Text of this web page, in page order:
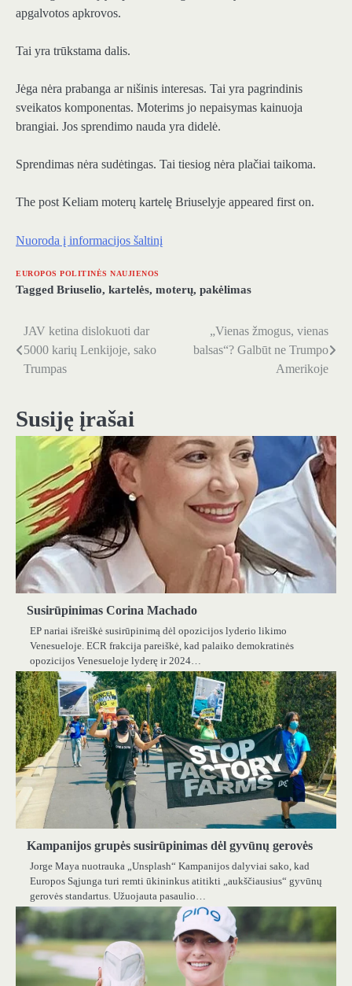
apgalvotos apkrovos.
Tai yra trūkstama dalis.
Jėga nėra prabanga ar nišinis interesas. Tai yra pagrindinis
sveikatos komponentas. Moterims jo nepaisymas kainuoja
brangiai. Jos sprendimo nauda yra didelė.
Sprendimas nėra sudėtingas. Tai tiesiog nėra plačiai taikoma.
The post Keliam moterų kartelę Briuselyje appeared first on.
Nuoroda į informacijos šaltinį
EUROPOS POLITINĖS NAUJIENOS
Tagged Briuselio, kartelės, moterų, pakėlimas
Navigacija
tarp
JAV ketina dislokuoti dar
5000 karių Lenkijoje, sako
Trumpas
„Vienas žmogus, vienas
balsas“? Galbūt ne Trumpo
Amerikoje
Susiję įrašai
Susirūpinimas Corina Machado
EP nariai išreiškė susirūpinimą dėl opozicijos lyderio likimo
Venesueloje. ECR frakcija pareiškė, kad palaiko demokratinės
opozicijos Venesueloje lyderę ir 2024…
Kampanijos grupės susirūpinimas dėl gyvūnų gerovės
Jorge Maya nuotrauka „Unsplash“ Kampanijos dalyviai sako, kad
Europos Sąjunga turi remti ūkininkus atitikti „aukščiausius“ gyvūnų
gerovės standartus. Užuojauta pasaulio…